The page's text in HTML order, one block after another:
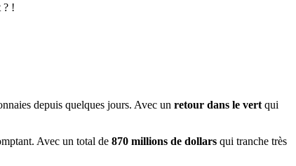
? !
depuis quelques jours. Avec un retour dans le vert qui
Avec un total de 870 millions de dollars qui tranche très